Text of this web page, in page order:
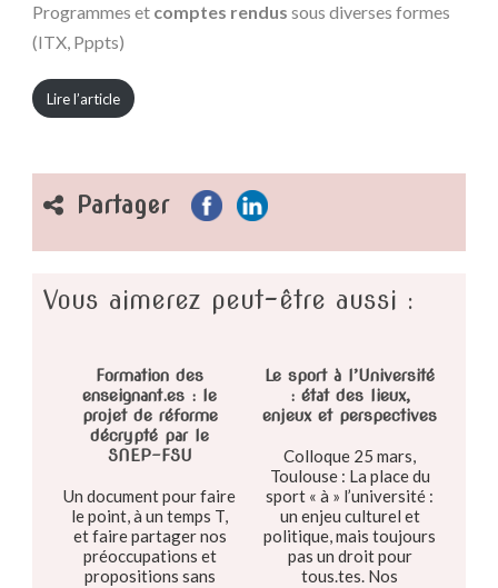
Programmes et comptes rendus sous diverses formes
(ITX, Pppts)
Lire l’article
Partager
Vous aimerez peut-être aussi :
Formation des
enseignant.es : le
projet de réforme
décrypté par le
SNEP-FSU
Un document pour faire
le point, à un temps T,
et faire partager nos
préoccupations et
propositions sans
Le sport à l’Université
: état des lieux,
enjeux et perspectives
Colloque 25 mars,
Toulouse : La place du
sport « à » l’université :
un enjeu culturel et
politique, mais toujours
pas un droit pour
tous.tes. Nos